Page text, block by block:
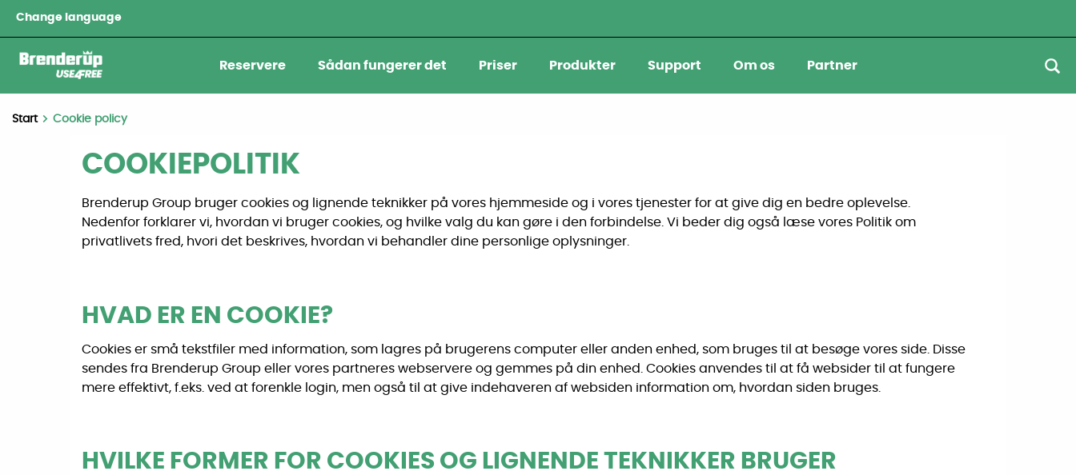
Change language
Reservere Sådan fungerer det Priser Produkter Support Om os Partner
Start Cookie policy
COOKIEPOLITIK
Brenderup Group bruger cookies og lignende teknikker på vores hjemmeside og i vores tjenester for at give dig en bedre oplevelse.
Nedenfor forklarer vi, hvordan vi bruger cookies, og hvilke valg du kan gøre i den forbindelse. Vi beder dig også læse vores Politik om
privatlivets fred, hvori det beskrives, hvordan vi behandler dine personlige oplysninger.
HVAD ER EN COOKIE?
Cookies er små tekstfiler med information, som lagres på brugerens computer eller anden enhed, som bruges til at besøge vores side. Disse
sendes fra Brenderup Group eller vores partneres webservere og gemmes på din enhed. Cookies anvendes til at få websider til at fungere
mere effektivt, f.eks. ved at forenkle login, men også til at give indehaveren af websiden information om, hvordan siden bruges.
HVILKE FORMER FOR COOKIES OG LIGNENDE TEKNIKKER BRUGER